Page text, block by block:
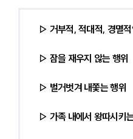
▷ 거부적, 적대적, 경멸
▷ 잠을 재우지 않는 행위
▷ 벌거벗겨 내쫓는 행위
▷ 가족 내에서 왕따시키